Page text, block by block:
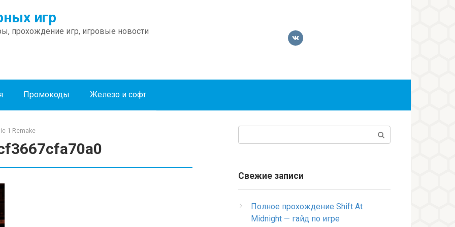
игр
прохождение игр, игровые новости
Промокоды Железо и софт
1 Remake
Свежие записи
Полное прохождение Shift At
Midnight — гайд по игре